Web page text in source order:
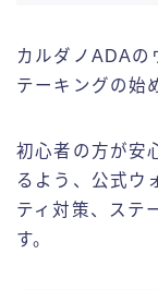
カルダノADAビ
カルダノADAニ
カルダノADAの
テーキングの始
初心者の方が安
るよう、公式ウ
ティ対策、ステ
す。